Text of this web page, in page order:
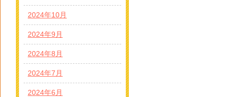
2024年10月
2024年9月
2024年8月
2024年7月
2024年6月